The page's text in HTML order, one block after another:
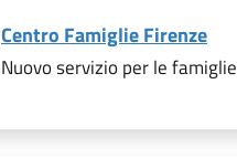
Centro Famiglie Firenze
Nuovo servizio per le famiglie